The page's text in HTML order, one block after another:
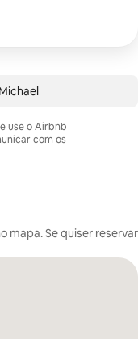
use o Airbnb
com os
mapa. Se quiser reservar